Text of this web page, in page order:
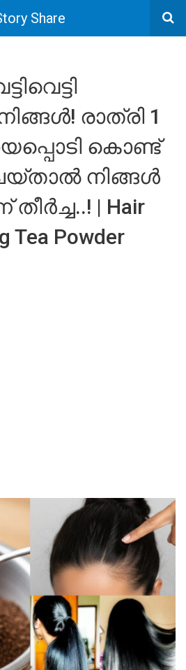
Share
രാത്രി 1
കൊണ്ട്
നിങ്ങൾ
| Hair
Tea Powder